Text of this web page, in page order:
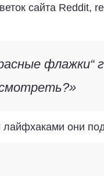
сайта Reddit,
флажки“
лайфхаками они